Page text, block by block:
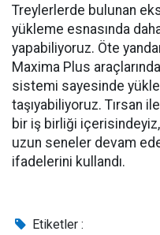
Treylerlerde bulunan
yükleme esnasında
yapabiliyoruz. Öte
Maxima Plus
sistemi sayesinde
taşıyabiliyoruz. Tırsan
bir iş birliği içerisindeyiz,
uzun seneler devam
ifadelerini kullandı.
Etiketler :